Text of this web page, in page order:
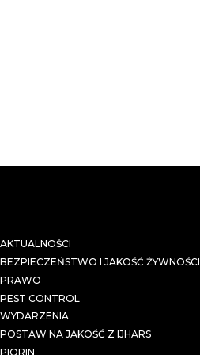
AKTUALNOŚCI
BEZPIECZEŃSTWO I JAKOŚĆ ŻYWNOŚCI
PRAWO
PEST CONTROL
WYDARZENIA
POSTAW NA JAKOŚĆ Z IJHARS
PIORIN